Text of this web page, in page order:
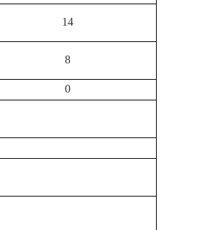
14
8
0